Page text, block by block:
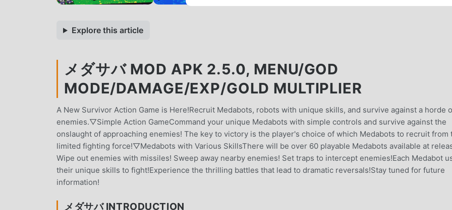
Explore this article
メダサバ MOD APK 2.5.0, MENU/GOD
MODE/DAMAGE/EXP/GOLD MULTIPLIER
A New Survivor Action Game is Here!Recruit Medabots, robots with unique skills, and survive against a horde
enemies.▽Simple Action GameCommand your unique Medabots with simple controls and survive against the
onslaught of approaching enemies! The key to victory is the player's choice of which Medabots to recruit from
limited fighting force!▽Medabots with Various SkillsThere will be over 60 playable Medabots available at
Wipe out enemies with missiles! Sweep away nearby enemies! Set traps to intercept enemies!Each Medabot
their unique skills to fight!Experience the thrilling battles that lead to dramatic reversals!Stay tuned for future
information!
メダサバ INTRODUCTION